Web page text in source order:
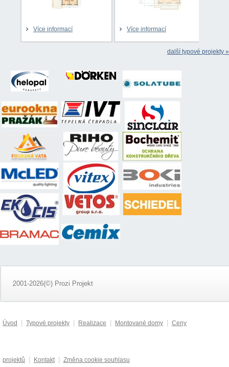
Více informací Více informací
další typové projekty »
2001-2026(©) Prozi Projekt
Úvod Typové projekty Realizace Montované domy Ceny
projektů Kontakt Změna cookie souhlasu